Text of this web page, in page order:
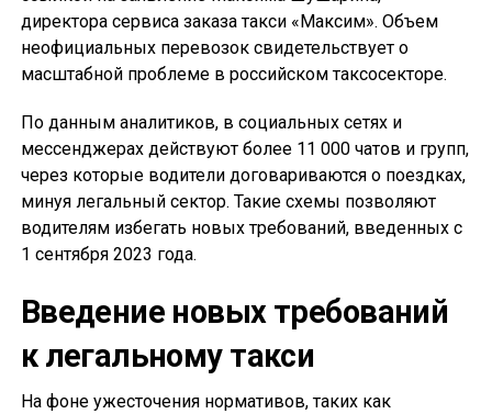
директора сервиса заказа такси «Максим». Объем
неофициальных перевозок свидетельствует о
масштабной проблеме в российском таксосекторе.
По данным аналитиков, в социальных сетях и
мессенджерах действуют более 11 000 чатов и групп,
через которые водители договариваются о поездках,
минуя легальный сектор. Такие схемы позволяют
водителям избегать новых требований, введенных с
1 сентября 2023 года.
Введение новых требований
к легальному такси
На фоне ужесточения нормативов, таких как